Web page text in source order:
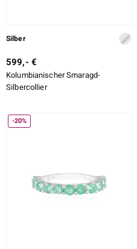
Silber
599,- €
Kolumbianischer Smaragd-
Silbercollier
-20%